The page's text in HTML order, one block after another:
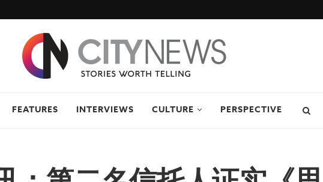
FEATURES INTERVIEWS CULTURE PERSPECTIVE